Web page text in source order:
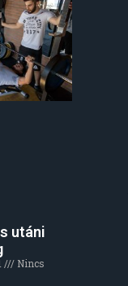
utáni
Nincs